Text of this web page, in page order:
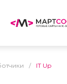
/ IT Up